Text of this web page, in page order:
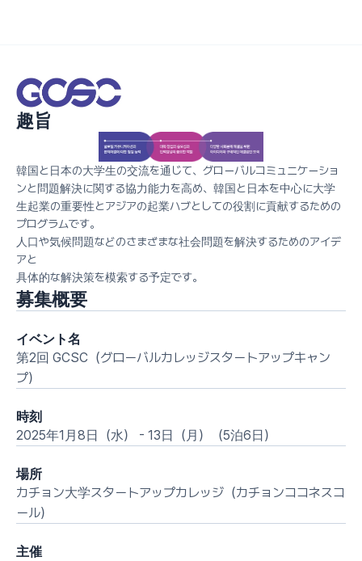
趣旨
韓国と日本の大学生の交流を通じて、グローバルコミュニケーショ
ンと問題解決に関する協力能力を高め、韓国と日本を中心に大学
生起業の重要性とアジアの起業ハブとしての役割に貢献するための
プログラムです。
人口や気候問題などのさまざまな社会問題を解決するためのアイデ
アと
具体的な解決策を模索する予定です。
募集概要
イベント名
第2回 GCSC（グローバルカレッジスタートアップキャン
プ）
時刻
2025年1月8日（水） - 13日（月）（5泊6日）
場所
カチョン大学スタートアップカレッジ（カチョンココネスコ
ール）
主催